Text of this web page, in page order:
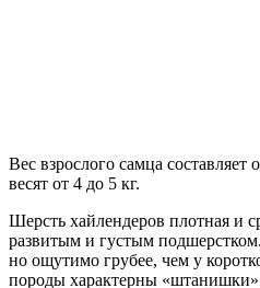
Вес взрослого самца составляет
весят от 4 до 5 кг.
Шерсть хайлендеров плотная и
развитым и густым
но ощутимо грубее, чем у
породы характерны «штанишки»